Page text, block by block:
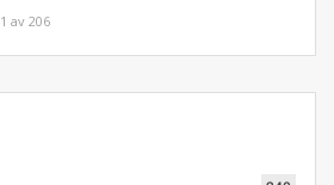
1 av 206